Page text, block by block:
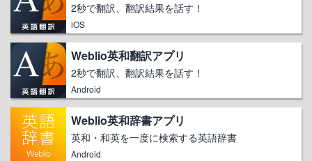
2秒で翻訳、翻訳結果を話す！
iOS
Weblio英和翻訳アプリ
2秒で翻訳、翻訳結果を話す！
Android
Weblio英和辞書アプリ
英和・和英を一度に検索する英語辞書
Android